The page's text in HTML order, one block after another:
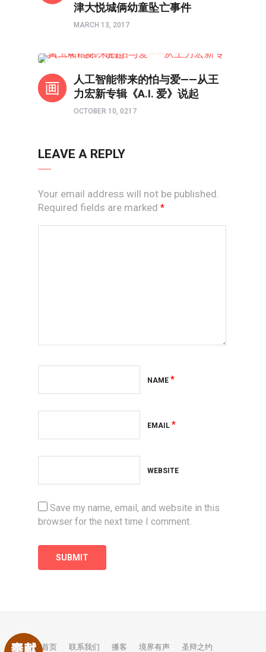
津大悦城俩幼童坠亡事件
MARCH 13, 2017
人工智能带来的怕与爱——从王
力宏新专辑《A.I. 爱》说起
OCTOBER 10, 0217
LEAVE A REPLY
Your email address will not be published.
Required fields are marked *
NAME *
EMAIL *
WEBSITE
Save my name, email, and website in this
browser for the next time I comment.
首页 联系我们 播客 境界有声 圣辩之约